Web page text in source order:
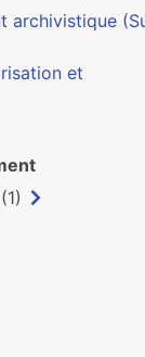
archivistique
et
(1)